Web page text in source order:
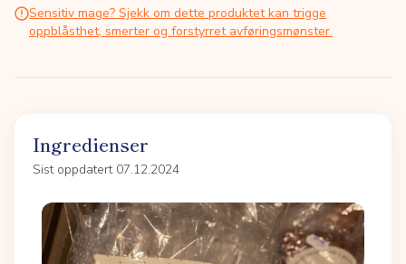
Sensitiv mage? Sjekk om dette produktet kan trigge
oppblåsthet, smerter og forstyrret avføringsmønster.
Ingredienser
Sist oppdatert 07.12.2024